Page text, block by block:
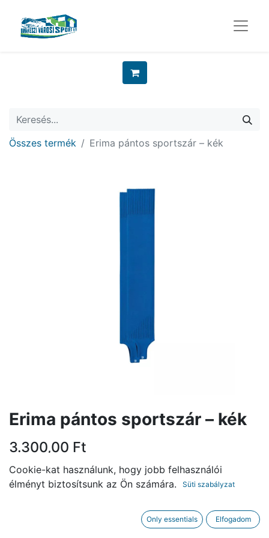
Összes termék Erima pántos sportszár – kék
Erima pántos sportszár – kék
3.300,00 Ft
MÉRET
Cookie-kat használunk, hogy jobb felhasználói
élményt biztosítsunk az Ön számára.
Süti szabályzat
Only essentials Elfogadom